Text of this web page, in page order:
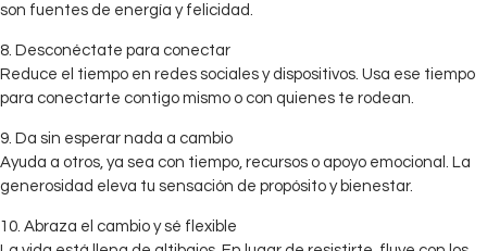
son fuentes de energía y felicidad.
8. Desconéctate para conectar
Reduce el tiempo en redes sociales y dispositivos. Usa ese tiempo
para conectarte contigo mismo o con quienes te rodean.
9. Da sin esperar nada a cambio
Ayuda a otros, ya sea con tiempo, recursos o apoyo emocional. La
generosidad eleva tu sensación de propósito y bienestar.
10. Abraza el cambio y sé flexible